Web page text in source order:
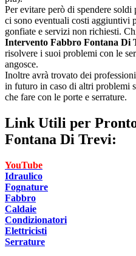
Per evitare però di spendere
ci sono eventuali costi aggiuntivi
gonfiate e servizi non richiesti.
Intervento Fabbro Fontana Di
risolvere i suoi problemi con le
angosce.
Inoltre avrà trovato dei
in futuro in caso di altri problemi
che fare con le porte e serrature.
Link Utili per
Fontana Di Trevi:
YouTube
Idraulico
Fognature
Fabbro
Caldaie
Condizionatori
Elettricisti
Serrature